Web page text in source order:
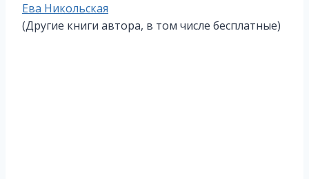
Метки
записи:
Ева Никольская
(Другие книги автора, в том числе бесплатные)